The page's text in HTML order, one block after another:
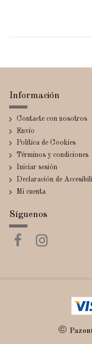
Información
Contacte con nosotros
Envío
Política de Cookies
Términos y condiciones
Iniciar sesión
Declaración de
Mi cuenta
Síguenos
©